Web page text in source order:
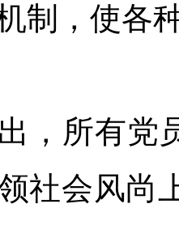
制，使各
所有党员
社会风尚